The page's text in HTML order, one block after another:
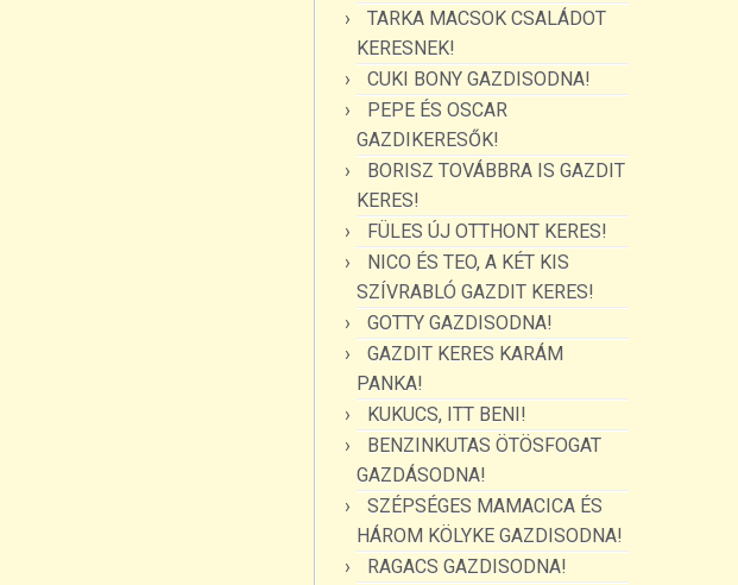
TARKA MACSOK CSALÁDOT
KERESNEK!
CUKI BONY GAZDISODNA!
PEPE ÉS OSCAR
GAZDIKERESŐK!
BORISZ TOVÁBBRA IS GAZDIT
KERES!
FÜLES ÚJ OTTHONT KERES!
NICO ÉS TEO, A KÉT KIS
SZÍVRABLÓ GAZDIT KERES!
GOTTY GAZDISODNA!
GAZDIT KERES KARÁM
PANKA!
KUKUCS, ITT BENI!
BENZINKUTAS ÖTÖSFOGAT
GAZDÁSODNA!
SZÉPSÉGES MAMACICA ÉS
HÁROM KÖLYKE GAZDISODNA!
RAGACS GAZDISODNA!